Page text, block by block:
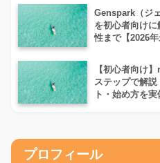
Genspark（ジ
を初心者向け
性まで【2026年
【初心者向け
ステップで解説
ト・始め方を
プロフィール